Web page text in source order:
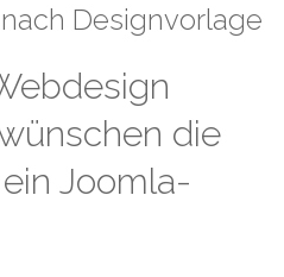
Designvorlage
die
Joomla-